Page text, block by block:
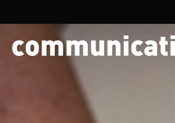
Overslaan en naar de inhoud gaan